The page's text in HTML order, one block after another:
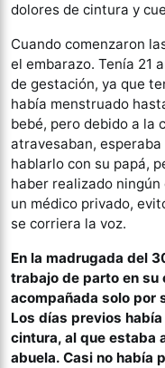
dolores de cintura y
Cuando comenzaron
el embarazo. Tenía 21
de gestación, ya que
había menstruado
bebé, pero debido a la
atravesaban,
hablarlo con su papá,
haber realizado
un médico privado,
se corriera la voz.
En la madrugada del
trabajo de parto en su
acompañada solo por
Los días previos
cintura, al que estaba
abuela. Casi no había